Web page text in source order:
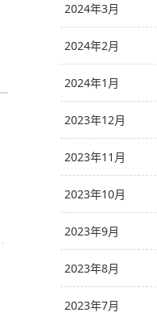
2024年3月
2024年2月
2024年1月
2023年12月
2023年11月
2023年10月
2023年9月
2023年8月
2023年7月